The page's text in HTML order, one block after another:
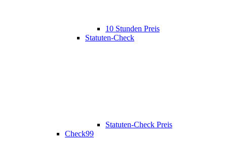
10 Stunden Preis
Statuten-Check
Statuten-Check Preis
Check99